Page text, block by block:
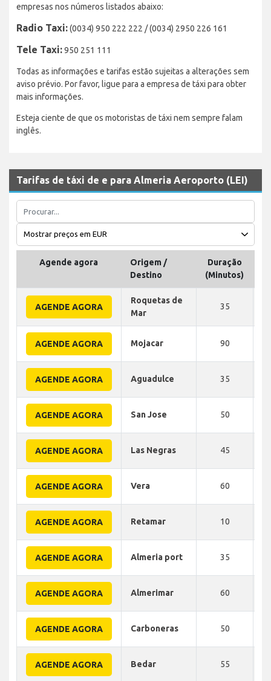
empresas nos números listados abaixo:
Radio Taxi:(0034) 950 222 222 / (0034) 2950 226 161
Tele Taxi:950 251 111
Todas as informações e tarifas estão sujeitas a alterações sem
aviso prévio. Por favor, ligue para a empresa de táxi para obter
mais informações.
Esteja ciente de que os motoristas de táxi nem sempre falam
inglês.
Tarifas de táxi de e para Almeria Aeroporto (LEI)
Agende agora
Origem /
Destino
Duração
(Minutos)
AGENDE AGORA
Roquetas de
Mar
35
AGENDE AGORA Mojacar 90
AGENDE AGORA Aguadulce 35
AGENDE AGORA San Jose 50
AGENDE AGORA Las Negras 45
AGENDE AGORA Vera 60
AGENDE AGORA Retamar 10
AGENDE AGORA Almeria port 35
AGENDE AGORA Almerimar 60
AGENDE AGORA Carboneras 50
AGENDE AGORA Bedar 55